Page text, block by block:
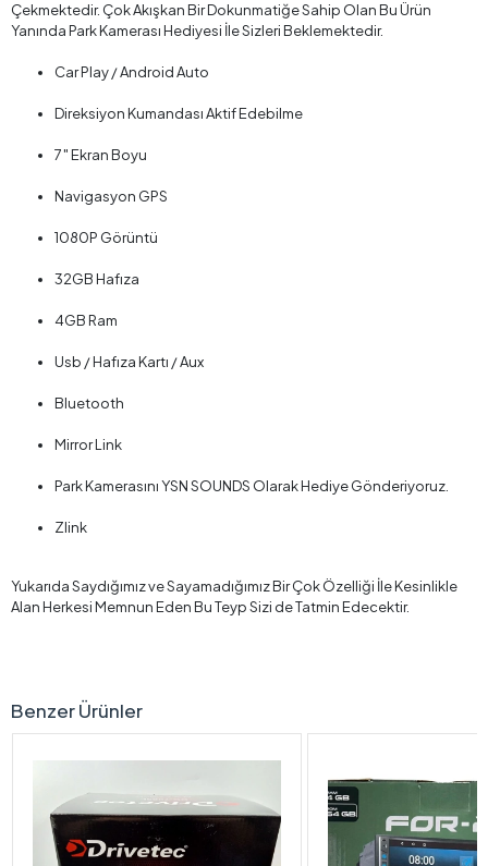
Çekmektedir. Çok Akışkan Bir Dokunmatiğe Sahip Olan Bu Ürün
Yanında Park Kamerası Hediyesi İle Sizleri Beklemektedir.
Car Play / Android Auto
Direksiyon Kumandası Aktif Edebilme
7″ Ekran Boyu
Navigasyon GPS
1080P Görüntü
32GB Hafıza
4GB Ram
Usb / Hafıza Kartı / Aux
Bluetooth
Mirror Link
Park Kamerasını YSN SOUNDS Olarak Hediye Gönderiyoruz.
Zlink
Yukarıda Saydığımız ve Sayamadığımız Bir Çok Özelliği İle Kesinlikle
Alan Herkesi Memnun Eden Bu Teyp Sizi de Tatmin Edecektir.
Benzer Ürünler